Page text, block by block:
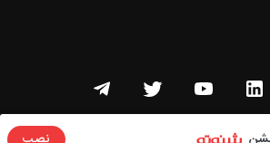
این وبسایت متعلق به شنوتو است